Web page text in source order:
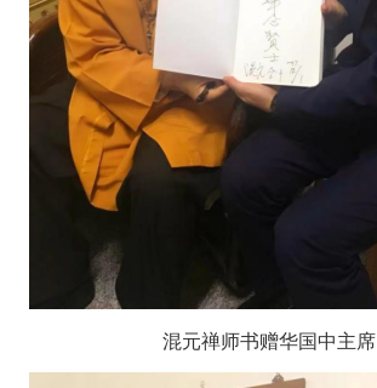
混元禅师书赠华国中主席